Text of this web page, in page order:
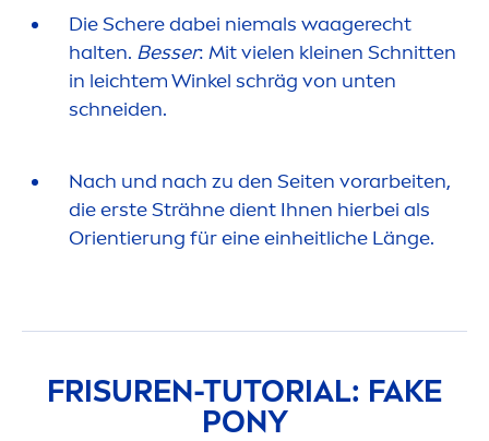
Die Schere dabei niemals waagerecht
halten. Besser: Mit vielen kleinen Schnitten
in leichtem Winkel schräg von unten
schneiden.
Nach und nach zu den Seiten vorarbeiten,
die erste Strähne dient Ihnen hierbei als
Orientierung für eine einheitliche Länge.
FRISUREN-TUTORIAL: FAKE
PONY